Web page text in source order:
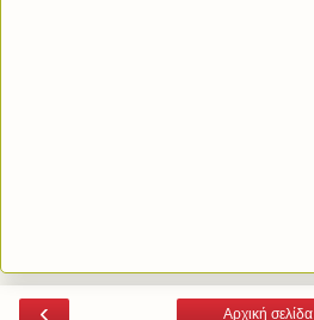
‹ Αρχική σελίδα